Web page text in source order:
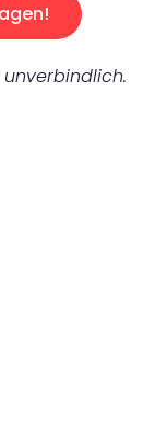
unverbindlich.